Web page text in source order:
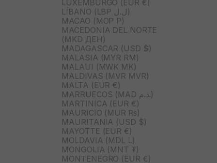
LUXEMBURGO (EUR €)
LÍBANO (LBP ل.ل)
MACAO (MOP P)
MACEDONIA DEL NORTE
(MKD ДЕН)
MADAGASCAR (USD $)
MALASIA (MYR RM)
MALAUI (MWK MK)
MALDIVAS (MVR MVR)
MALTA (EUR €)
MARRUECOS (MAD د.م.)
MARTINICA (EUR €)
MAURICIO (MUR ₨)
MAURITANIA (USD $)
MAYOTTE (EUR €)
MOLDAVIA (MDL L)
MONGOLIA (MNT ₮)
MONTENEGRO (EUR €)